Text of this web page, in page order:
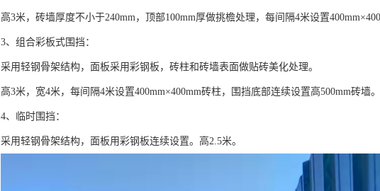
高3米，砖墙厚度不小于240mm，顶部100mm厚做挑檐处理，每间隔4米设置
3、组合彩板式围挡：
采用轻钢骨架结构，面板采用彩钢板，砖柱和砖墙表面做贴砖美化处理。
高3米，宽4米，每间隔4米设置400mm×400mm砖柱，围挡底部连续设置高500mm砖墙。
4、临时围挡：
采用轻钢骨架结构，面板用彩钢板连续设置。高2.5米。